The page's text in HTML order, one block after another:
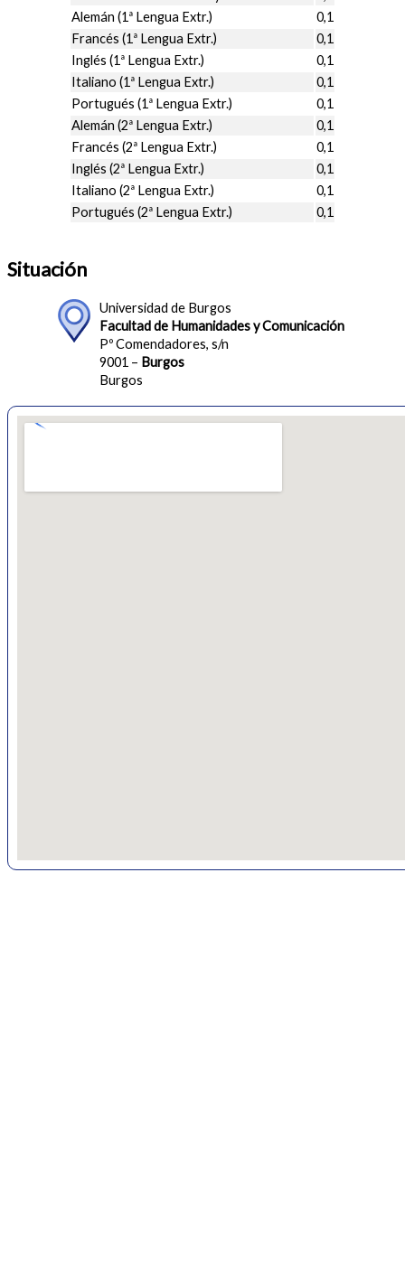
Alemán (1ª Lengua Extr.)
0,1
Francés (1ª Lengua Extr.)
0,1
Inglés (1ª Lengua Extr.)
0,1
Italiano (1ª Lengua Extr.)
0,1
Portugués (1ª Lengua Extr.)
0,1
Alemán (2ª Lengua Extr.)
0,1
Francés (2ª Lengua Extr.)
0,1
Inglés (2ª Lengua Extr.)
0,1
Italiano (2ª Lengua Extr.)
0,1
Portugués (2ª Lengua Extr.)
0,1
Situación
Universidad de Burgos
Facultad de Humanidades y Comunicación
Pº Comendadores, s/n
9001 – Burgos
Burgos